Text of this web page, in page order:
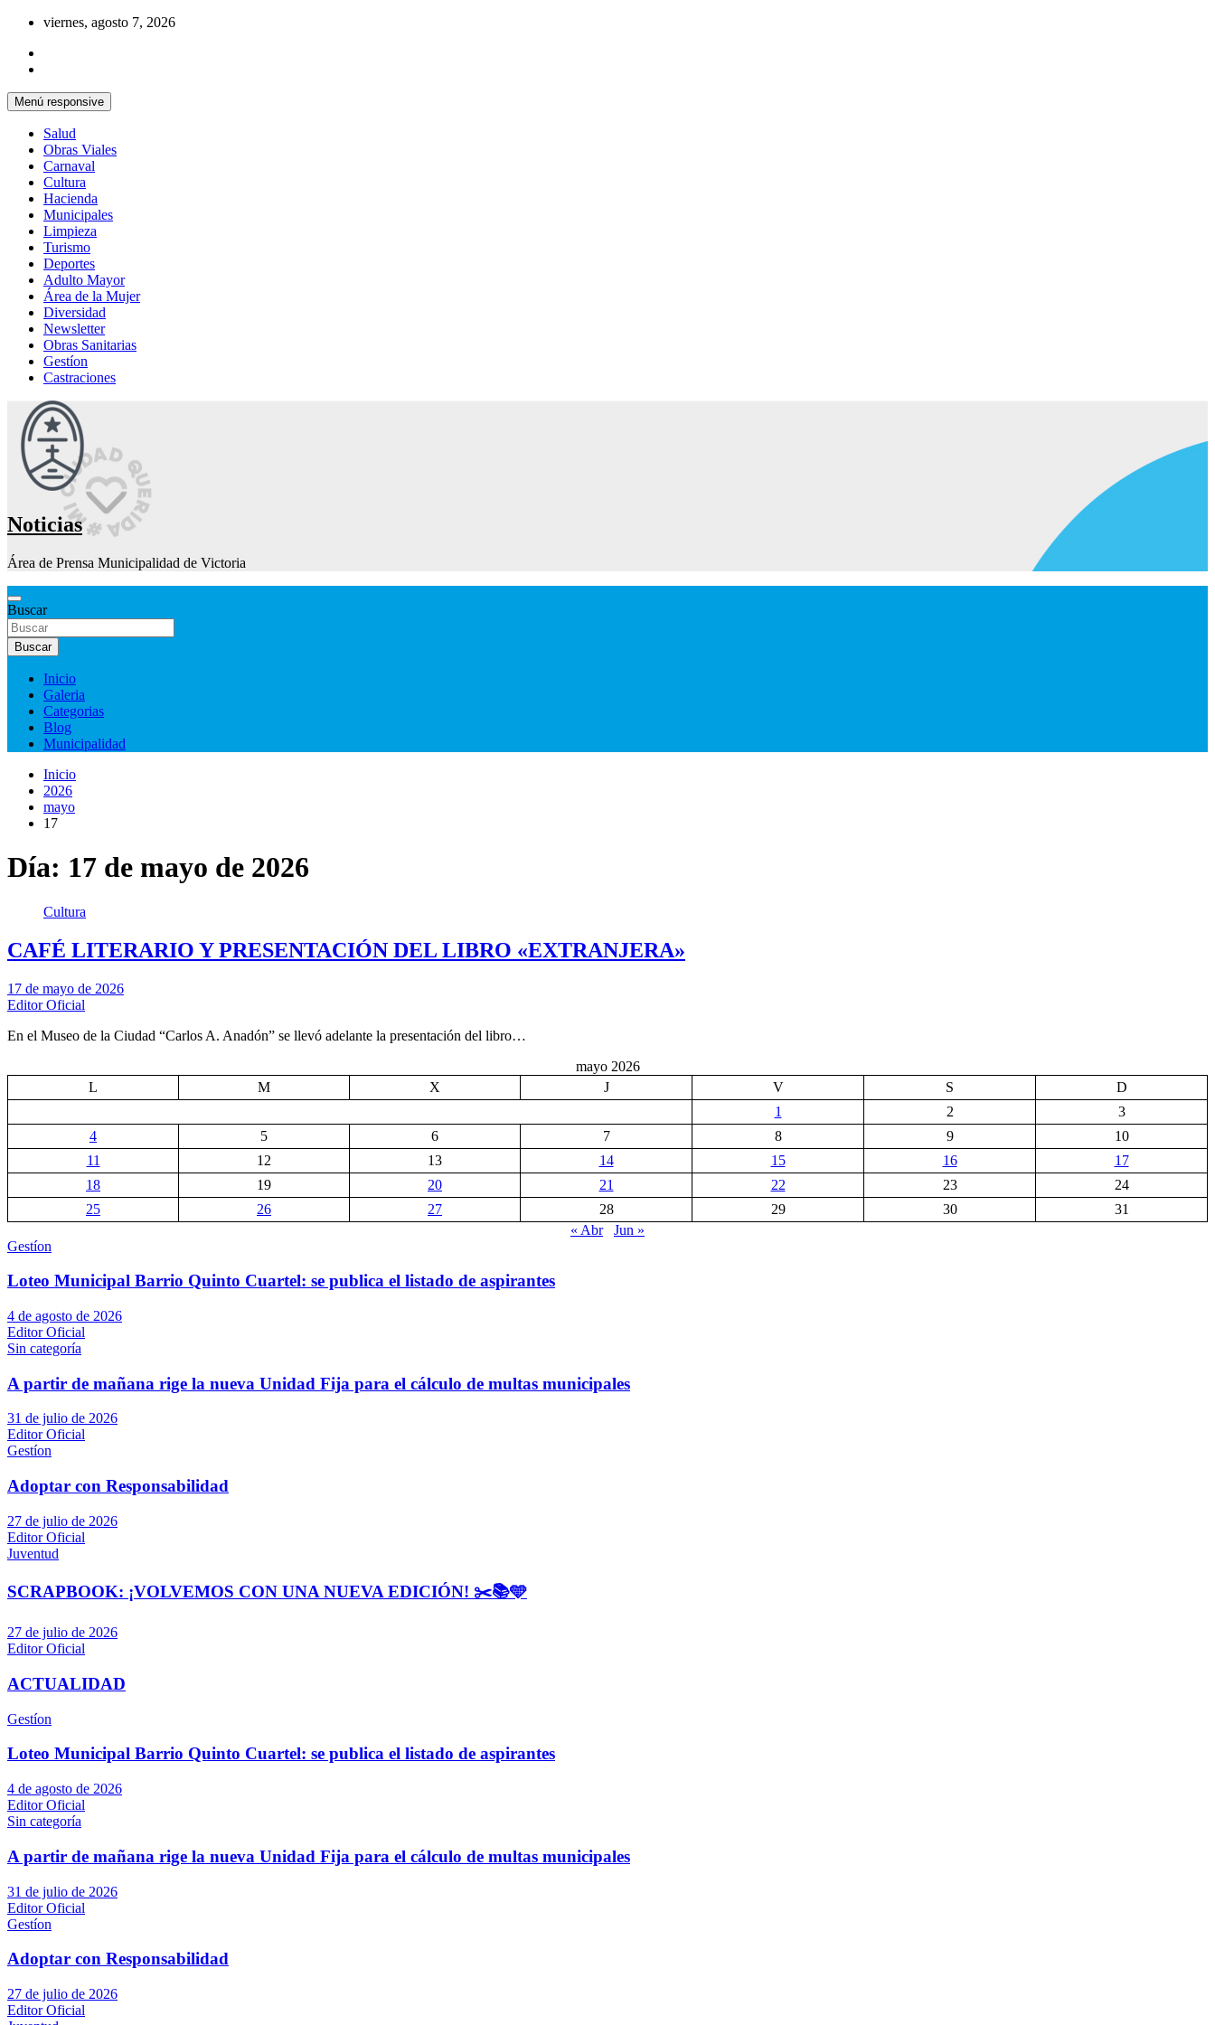
Saltar
contenido
viernes, agosto 7, 2026
Menú responsive
Salud
Obras Viales
Carnaval
Cultura
Hacienda
Municipales
Limpieza
Turismo
Deportes
Adulto Mayor
Área de la Mujer
Diversidad
Newsletter
Obras Sanitarias
Gestíon
Castraciones
Noticias
Área de Prensa Municipalidad de Victoria
Buscar
Buscar
Inicio
Galeria
Categorias
Blog
Municipalidad
Inicio
2026
mayo
17
Día: 17 de mayo de 2026
Cultura
CAFÉ LITERARIO Y PRESENTACIÓN DEL LIBRO «EXTRANJERA»
17 de mayo de 2026
Editor Oficial
En el Museo de la Ciudad “Carlos A. Anadón” se llevó adelante la presentación del libro…
mayo 2026
L
M X J V S
D
1
2
3
4
5 6 7 8 9
10
11
12 13 14 15 16
17
18
19 20 21 22 23
24
25
26 27 28 29 30
31
« Abr
Jun »
Gestíon
Loteo Municipal Barrio Quinto Cuartel: se publica el listado de aspirantes
4 de agosto de 2026
Editor Oficial
Sin categoría
A partir de mañana rige la nueva Unidad Fija para el cálculo de multas municipales
31 de julio de 2026
Editor Oficial
Gestíon
Adoptar con Responsabilidad
27 de julio de 2026
Editor Oficial
Juventud
SCRAPBOOK: ¡VOLVEMOS CON UNA NUEVA EDICIÓN! ✂️📚🩵
27 de julio de 2026
Editor Oficial
ACTUALIDAD
Gestíon
Loteo Municipal Barrio Quinto Cuartel: se publica el listado de aspirantes
4 de agosto de 2026
Editor Oficial
Sin categoría
A partir de mañana rige la nueva Unidad Fija para el cálculo de multas municipales
31 de julio de 2026
Editor Oficial
Gestíon
Adoptar con Responsabilidad
27 de julio de 2026
Editor Oficial